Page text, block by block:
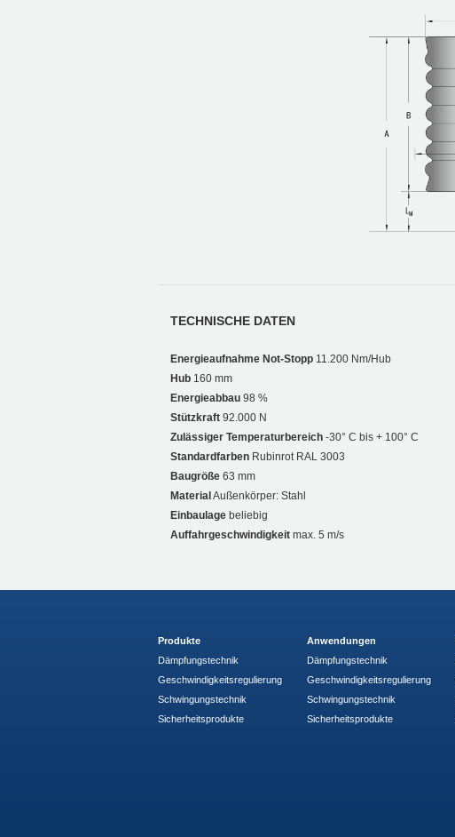
TECHNISCHE DATEN
Energieaufnahme Not-Stopp 11.200 Nm/Hub
Hub 160 mm
Energieabbau 98 %
Stützkraft 92.000 N
Zulässiger Temperaturbereich -30° C bis + 100° C
Standardfarben Rubinrot RAL 3003
Baugröße 63 mm
Material Außenkörper: Stahl
Einbaulage beliebig
Auffahrgeschwindigkeit max. 5 m/s
Produkte
Dämpfungstechnik
Geschwindigkeitsregulierung
Schwingungstechnik
Sicherheitsprodukte
Anwendungen
Dämpfungstechnik
Geschwindigkeitsregulierung
Schwingungstechnik
Sicherheitsprodukte